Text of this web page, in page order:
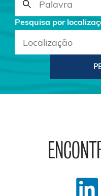
Pesquisa por